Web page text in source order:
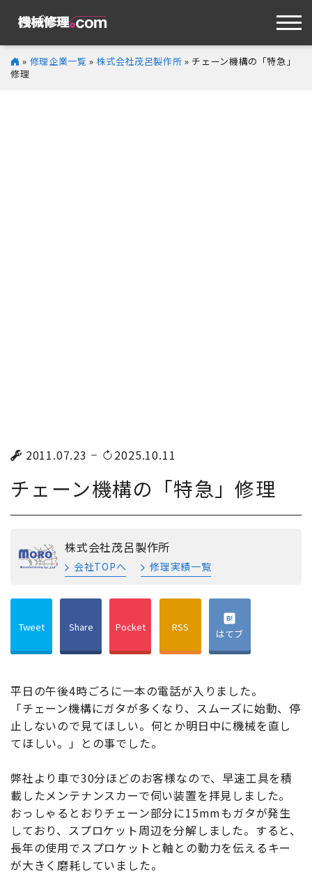
» 修理企業一覧 » 株式会社茂呂製作所 » チェーン機構の「特急」
修理
2011.07.23 2025.10.11
チェーン機構の「特急」修理
株式会社茂呂製作所
会社TOPへ 修理実績一覧
Tweet Share Pocket RSS はてブ
平日の午後4時ごろに一本の電話が入りました。
「チェーン機構にガタが多くなり、スムーズに始動、停
止しないので見てほしい。何とか明日中に機械を直し
てほしい。」との事でした。
弊社より車で30分ほどのお客様なので、早速工具を積
載したメンテナンスカーで伺い装置を拝見しました。
おっしゃるとおりチェーン部分に15mmもガタが発生
しており、スプロケット周辺を分解しました。すると、
長年の使用でスプロケットと軸との動力を伝えるキー
が大きく磨耗していました。